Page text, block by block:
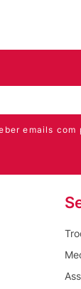
emails com